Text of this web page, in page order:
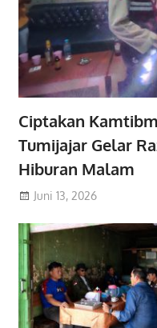
Ciptakan
Tumijajar Gelar
Hiburan Malam
Juni 13, 2026